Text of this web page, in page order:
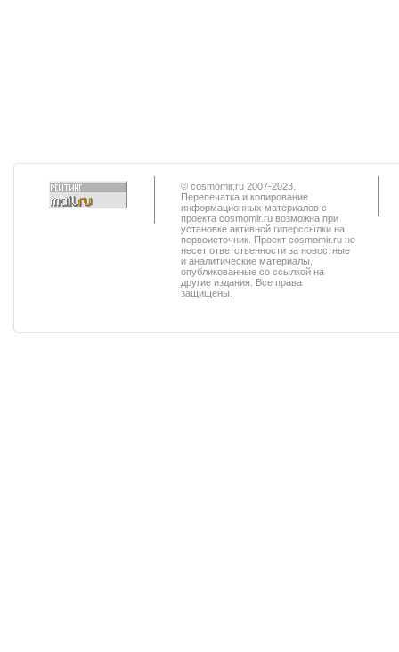
© cosmomir.ru 2007-2023.
Перепечатка и копирование
информационных материалов с
проекта cosmomir.ru возможна при
установке активной гиперссылки на
первоисточник. Проект cosmomir.ru не
несет ответственности за новостные
и аналитические материалы,
опубликованные со ссылкой на
другие издания. Все права
защищены.